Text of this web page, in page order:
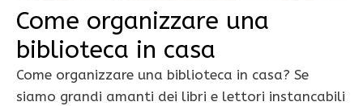
Come organizzare una
biblioteca in casa
Come organizzare una biblioteca in casa? Se
siamo grandi amanti dei libri e lettori instancabili